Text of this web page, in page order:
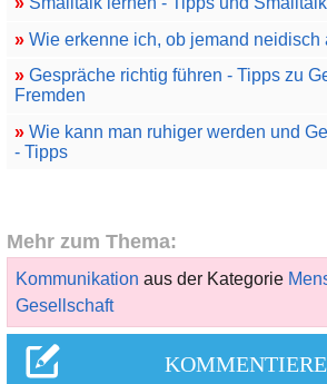
»Wie erkenne ich, ob jemand neidisch
»Gespräche richtig führen - Tipps zu
Fremden
»Wie kann man ruhiger werden und
- Tipps
Mehr zum Thema:
Kommunikation aus der Kategorie
Gesellschaft